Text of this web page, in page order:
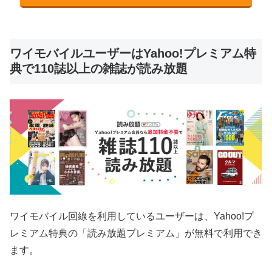
ワイモバイルユーザーはYahoo!プレミアム特
典で110誌以上の雑誌が読み放題
ワイモバイル回線を利用しているユーザーは、Yahoo!プ
レミアム特典の「読み放題プレミアム」が無料で利用でき
ます。